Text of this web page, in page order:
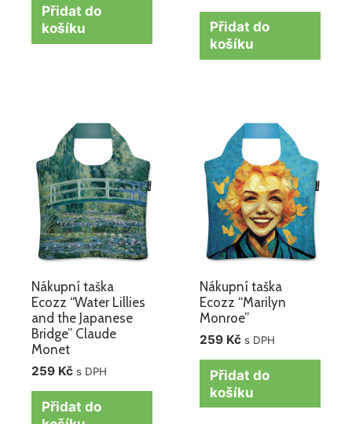
Přidat do
košíku
Přidat do
košíku
Nákupní taška
Ecozz “Water Lillies
and the Japanese
Bridge” Claude
Monet
259 Kč s DPH
Přidat do
Nákupní taška
Ecozz “Marilyn
Monroe”
259 Kč s DPH
Přidat do
košíku